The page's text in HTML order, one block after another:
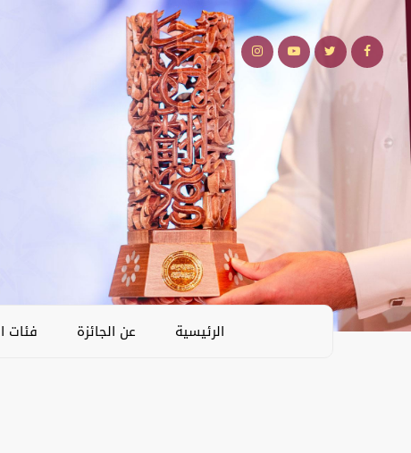
الرئيسية عن الجائزة فئات